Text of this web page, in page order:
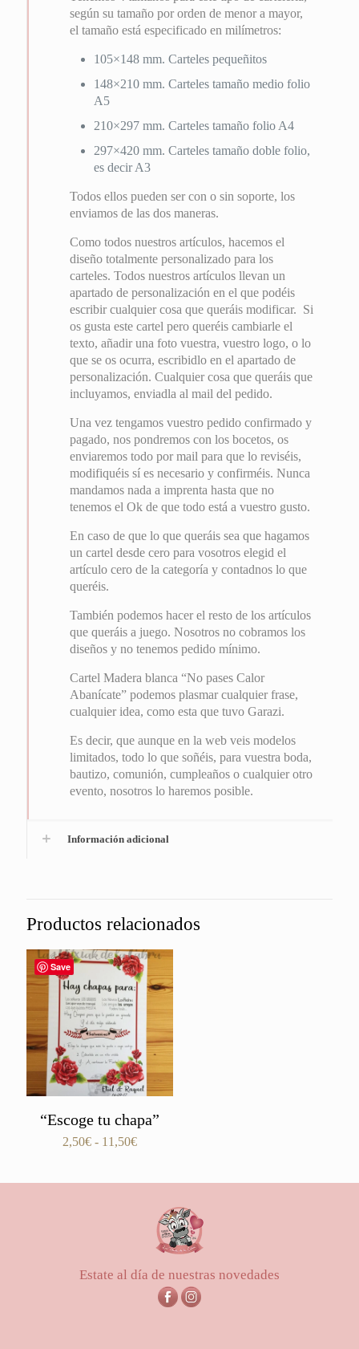
según su tamaño por orden de menor a mayor,
el tamaño está especificado en milímetros:
105×148 mm. Carteles pequeñitos
148×210 mm. Carteles tamaño medio folio
A5
210×297 mm. Carteles tamaño folio A4
297×420 mm. Carteles tamaño doble folio,
es decir A3
Todos ellos pueden ser con o sin soporte, los
enviamos de las dos maneras.
Como todos nuestros artículos, hacemos el
diseño totalmente personalizado para los
carteles. Todos nuestros artículos llevan un
apartado de personalización en el que podéis
escribir cualquier cosa que queráis modificar. Si
os gusta este cartel pero queréis cambiarle el
texto, añadir una foto vuestra, vuestro logo, o lo
que se os ocurra, escribidlo en el apartado de
personalización. Cualquier cosa que queráis que
incluyamos, enviadla al mail del pedido.
Una vez tengamos vuestro pedido confirmado y
pagado, nos pondremos con los bocetos, os
enviaremos todo por mail para que lo reviséis,
modifiquéis sí es necesario y confirméis. Nunca
mandamos nada a imprenta hasta que no
tenemos el Ok de que todo está a vuestro gusto.
En caso de que lo que queráis sea que hagamos
un cartel desde cero para vosotros elegid el
artículo cero de la categoría y contadnos lo que
queréis.
También podemos hacer el resto de los artículos
que queráis a juego. Nosotros no cobramos los
diseños y no tenemos pedido mínimo.
Cartel Madera blanca “No pases Calor
Abanícate” podemos plasmar cualquier frase,
cualquier idea, como esta que tuvo Garazi.
Es decir, que aunque en la web veis modelos
limitados, todo lo que soñéis, para vuestra boda,
bautizo, comunión, cumpleaños o cualquier otro
evento, nosotros lo haremos posible.
Información adicional
Productos relacionados
Save
“Escoge tu chapa”
2,50€ - 11,50€Rango
hasta
11,50€
Estate al día de nuestras novedades